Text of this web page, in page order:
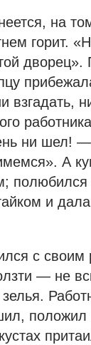
на
горит.
дворец».
ни шел!
А
полюбился
и
с своим
— не